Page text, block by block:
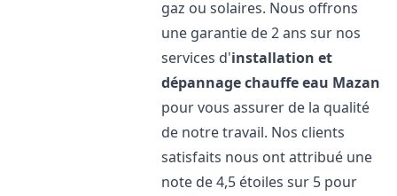
gaz ou solaires. Nous offrons
une garantie de 2 ans sur nos
services d'installation et
dépannage chauffe eau Mazan
pour vous assurer de la qualité
de notre travail. Nos clients
satisfaits nous ont attribué une
note de 4,5 étoiles sur 5 pour